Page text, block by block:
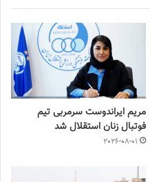
مریم ایراندوست سرمربی تیم
فوتبال زنان استقلال شد
2026-08-01